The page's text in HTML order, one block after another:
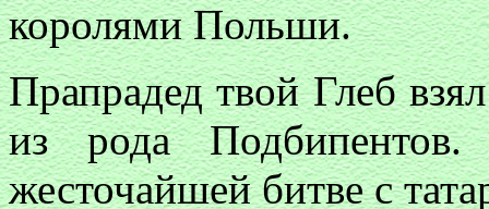
королями Польши.
Прапрадед твой Глеб
из рода
жесточайшей битве с